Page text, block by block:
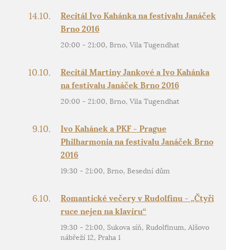
14.10.
Recitál Ivo Kahánka na festivalu Janáček
Brno 2016
20:00 - 21:00, Brno, Vila Tugendhat
10.10.
Recitál Martiny Jankové a Ivo Kahánka
na festivalu Janáček Brno 2016
20:00 - 21:00, Brno, Vila Tugendhat
9.10.
Ivo Kahánek a PKF - Prague
Philharmonia na festivalu Janáček Brno
2016
19:30 - 21:00, Brno, Besední dům
6.10.
Romantické večery v Rudolfinu - „Čtyři
ruce nejen na klavíru“
19:30 - 21:00, Sukova síň, Rudolfinum, Alšovo
nábřeží 12, Praha 1